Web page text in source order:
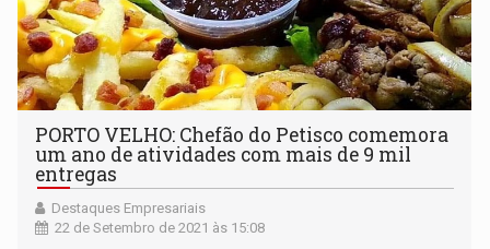
PORTO VELHO: Chefão do Petisco comemora
um ano de atividades com mais de 9 mil
entregas
Destaques Empresariais
22 de Setembro de 2021 às 15:08